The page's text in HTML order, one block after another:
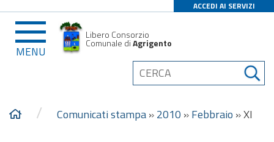
ACCEDI AI SERVIZI
MENU
Libero Consorzio
Comunale diAgrigento
/ Comunicati stampa»2010 »Febbraio »XI